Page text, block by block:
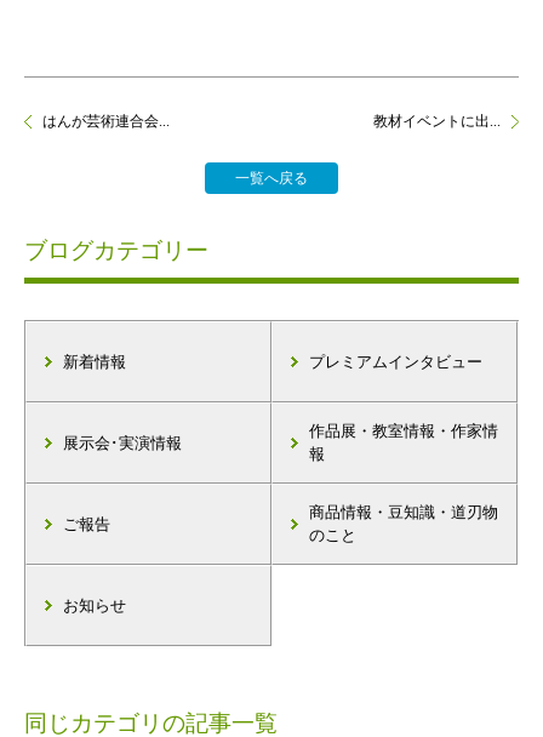
はんが芸術連合会...
一覧へ戻る
教材イベントに出...
ブログカテゴリー
新着情報 プレミアムインタビュー
展示会･実演情報
作品展・教室情報・作家情
報
ご報告
商品情報・豆知識・道刃物
のこと
お知らせ
同じカテゴリの記事一覧